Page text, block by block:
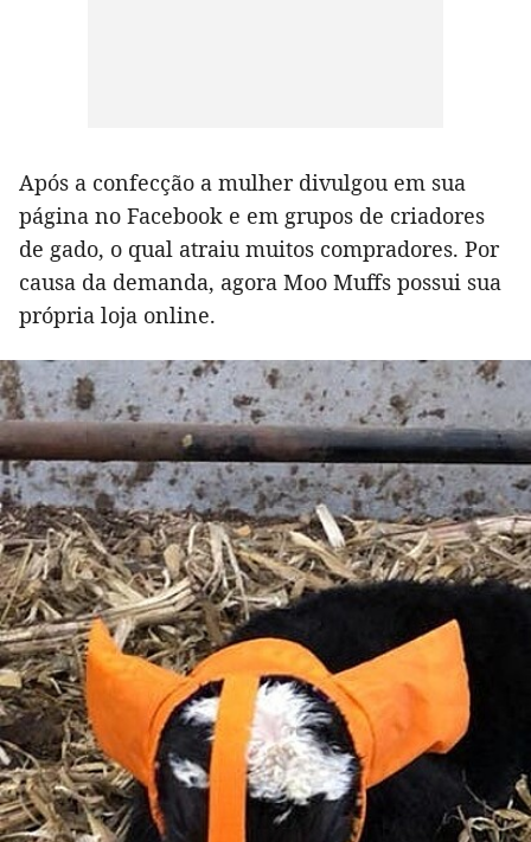
Após a confecção a mulher divulgou em sua
página no Facebook e em grupos de criadores
de gado, o qual atraiu muitos compradores. Por
causa da demanda, agora Moo Muffs possui sua
própria loja online.